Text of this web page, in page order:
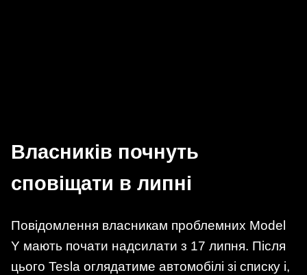
Власників почнуть
сповіщати в липні
Повідомлення власникам проблемних Model
Y мають почати надсилати з 17 липня. Після
цього Tesla оглядатиме автомобілі зі списку і,